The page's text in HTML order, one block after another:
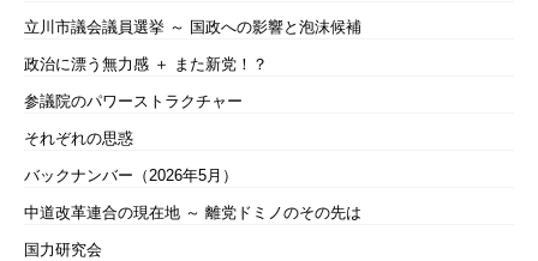
立川市議会議員選挙 ～ 国政への影響と泡沫候補
政治に漂う無力感 ＋ また新党！？
参議院のパワーストラクチャー
それぞれの思惑
バックナンバー（2026年5月）
中道改革連合の現在地 ～ 離党ドミノのその先は
国力研究会